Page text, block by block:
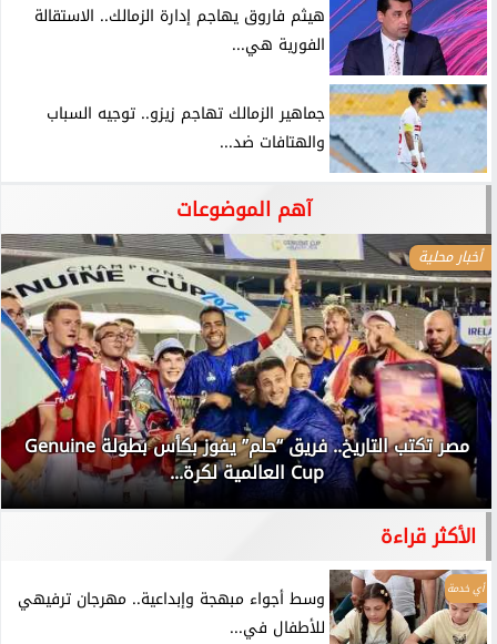
هيثم فاروق يهاجم إدارة الزمالك.. الاستقالة
الفورية هي...
جماهير الزمالك تهاجم زيزو.. توجيه السباب
والهتافات ضد...
آهم الموضوعات
أخبار محلية
مصر تكتب التاريخ.. فريق “حلم” يفوز بكأس بطولة Genuine
Cup العالمية لكرة...
الأكثر قراءة
أي خدمة
وسط أجواء مبهجة وإبداعية.. مهرجان ترفيهي
للأطفال في...